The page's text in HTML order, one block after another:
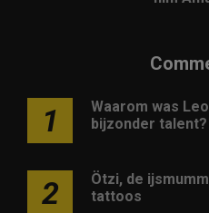
1
Waarom was
bijzonder talent?
2
Ötzi, de
tattoos